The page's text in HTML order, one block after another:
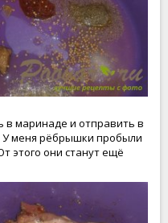
маринаде и отправить в
У меня рёбрышки пробыли
этого они станут ещё